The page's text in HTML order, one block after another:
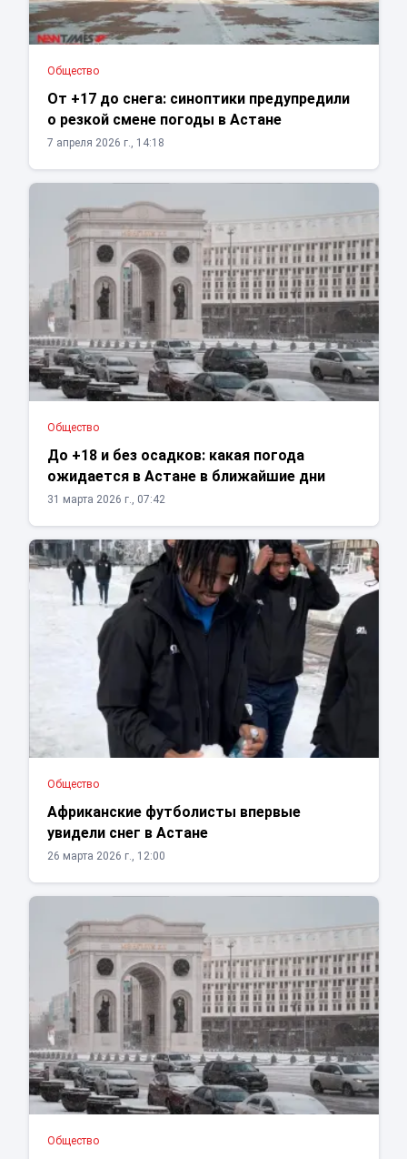
Общество
От +17 до снега: синоптики предупредили
о резкой смене погоды в Астане
7 апреля 2026 г., 14:18
Общество
До +18 и без осадков: какая погода
ожидается в Астане в ближайшие дни
31 марта 2026 г., 07:42
Общество
Африканские футболисты впервые
увидели снег в Астане
26 марта 2026 г., 12:00
Общество